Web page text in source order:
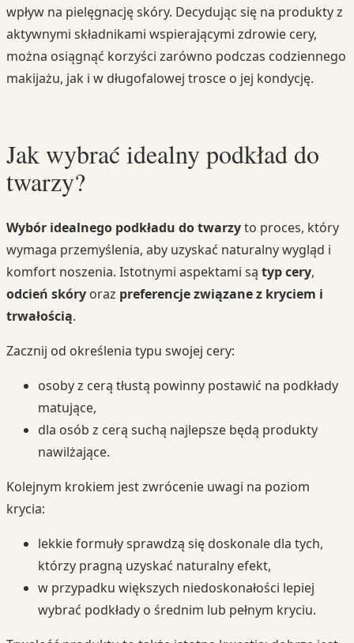
wpływ na pielęgnację skóry. Decydując się na produkty z
aktywnymi składnikami wspierającymi zdrowie cery,
można osiągnąć korzyści zarówno podczas codziennego
makijażu, jak i w długofalowej trosce o jej kondycję.
Jak wybrać idealny podkład do
twarzy?
Wybór idealnego podkładu do twarzyto proces, który
wymaga przemyślenia, aby uzyskać naturalny wygląd i
komfort noszenia. Istotnymi aspektami są typ cery,
odcień skóry oraz preferencje związane z kryciem i
trwałością.
Zacznij od określenia typu swojej cery:
osoby z cerą tłustą powinny postawić na podkłady
matujące,
dla osób z cerą suchą najlepsze będą produkty
nawilżające.
Kolejnym krokiem jest zwrócenie uwagi na poziom
krycia:
lekkie formuły sprawdzą się doskonale dla tych,
którzy pragną uzyskać naturalny efekt,
w przypadku większych niedoskonałości lepiej
wybrać podkłady o średnim lub pełnym kryciu.